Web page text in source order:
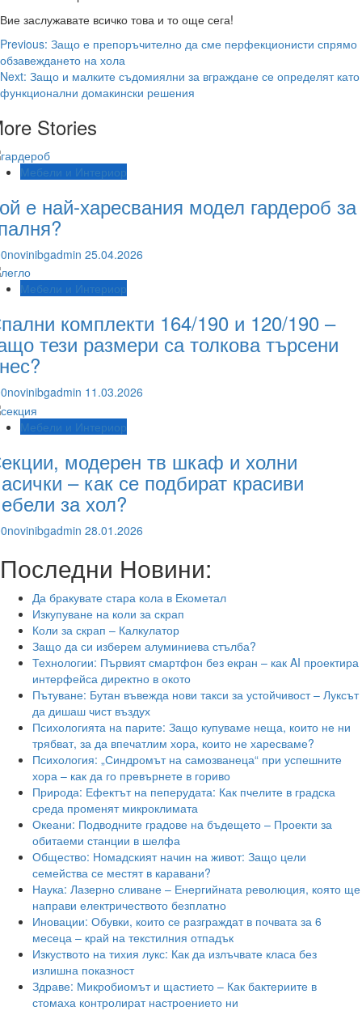
Вие заслужавате всичко това и то още сега!
Post
navigation
Previous: Защо е препоръчително да сме перфекционисти спрямо
обзавеждането на хола
Next: Защо и малките съдомиялни за вграждане се определят като
функционални домакински решения
Stories
Мебели и Интериор
е най-харесвания модел гардероб за
25.04.2026
Мебели и Интериор
комплекти 164/190 и 120/190 –
тези размери са толкова търсени
11.03.2026
Мебели и Интериор
модерен тв шкаф и холни
– как се подбират красиви
за хол?
28.01.2026
Последни Новини:
Да бракувате стара кола в Екометал
Изкупуване на коли за скрап
Коли за скрап – Калкулатор
Защо да си изберем алуминиева стълба?
Технологии: Първият смартфон без екран – как AI проектира
интерфейса директно в окото
Пътуване: Бутан въвежда нови такси за устойчивост – Луксът
да дишаш чист въздух
Психологията на парите: Защо купуваме неща, които не ни
трябват, за да впечатлим хора, които не харесваме?
Психология: „Синдромът на самозванеца“ при успешните
хора – как да го превърнете в гориво
Природа: Ефектът на пеперудата: Как пчелите в градска
среда променят микроклимата
Океани: Подводните градове на бъдещето – Проекти за
обитаеми станции в шелфа
Общество: Номадският начин на живот: Защо цели
семейства се местят в каравани?
Наука: Лазерно сливане – Енергийната революция, която ще
направи електричеството безплатно
Иновации: Обувки, които се разграждат в почвата за 6
месеца – край на текстилния отпадък
Изкуството на тихия лукс: Как да излъчвате класа без
излишна показност
Здраве: Микробиомът и щастието – Как бактериите в
стомаха контролират настроението ни